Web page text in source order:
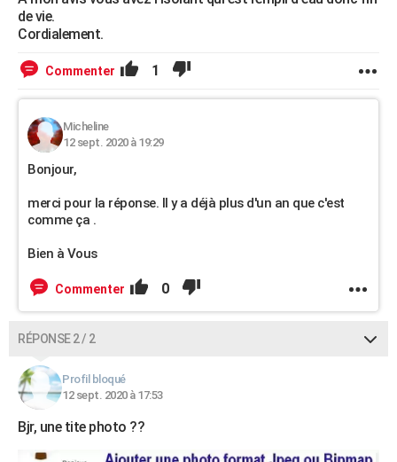
Bricolage
Lifestyle
Culture
SportAuto
Television
Voyage
Cinema
de vie.
Cordialement.
Commenter 1
Micheline
12 sept. 2020 à 19:29
Bonjour,
merci pour la réponse. Il y a déjà plus d'un an que c'est
comme ça .
Bien à Vous
Commenter 0
RÉPONSE 2 / 2
Profil bloqué
12 sept. 2020 à 17:53
Bjr, une tite photo ??